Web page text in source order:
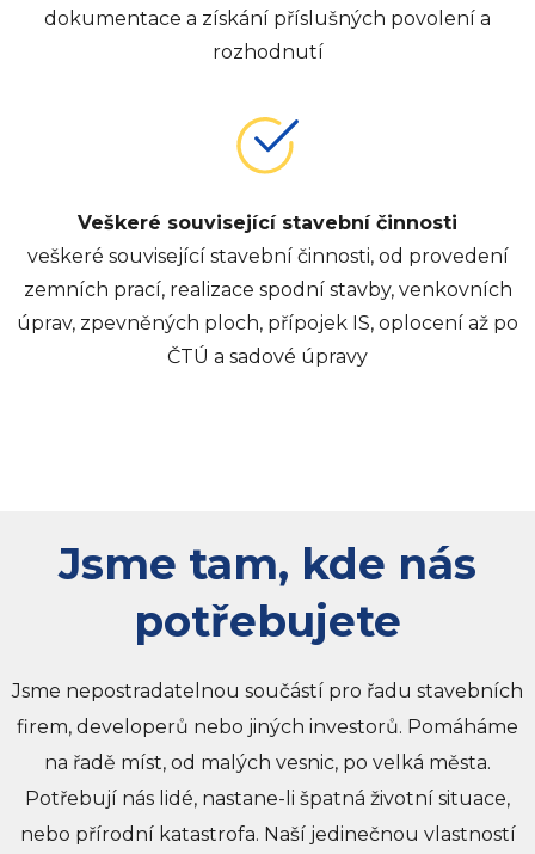
dokumentace a získání příslušných povolení a
rozhodnutí
Veškeré související stavební činnosti
veškeré související stavební činnosti, od provedení
zemních prací, realizace spodní stavby, venkovních
úprav, zpevněných ploch, přípojek IS, oplocení až po
ČTÚ a sadové úpravy
Jsme tam, kde nás
potřebujete
Jsme nepostradatelnou součástí pro řadu stavebních
firem, developerů nebo jiných investorů. Pomáháme
na řadě míst, od malých vesnic, po velká města.
Potřebují nás lidé, nastane-li špatná životní situace,
nebo přírodní katastrofa. Naší jedinečnou vlastností